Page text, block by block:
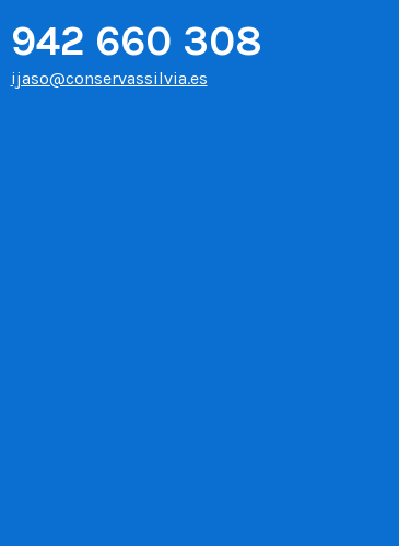
942 660 308
ijaso@conservassilvia.es